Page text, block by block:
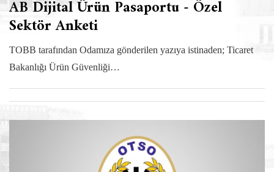
AB Dijital Ürün Pasaportu - Özel
Sektör Anketi
TOBB tarafından Odamıza gönderilen yazıya istinaden; Ticaret
Bakanlığı Ürün Güvenliği…